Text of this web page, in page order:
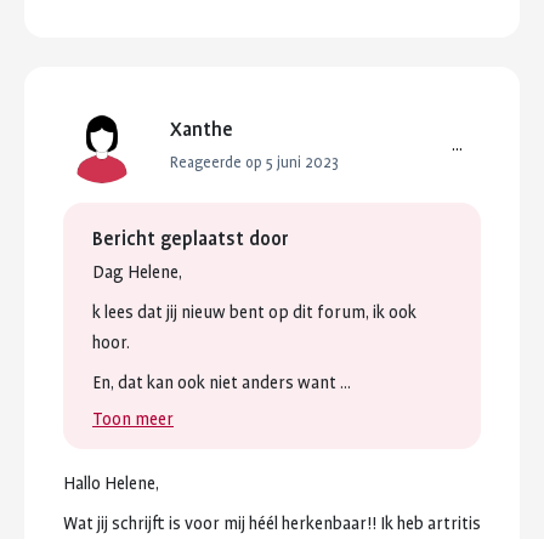
Xanthe
Reageerde op 5 juni 2023
...
Bericht geplaatst door
Dag Helene,
k lees dat jij nieuwbent op dit forum, ik ook
hoor.
En, dat kan ook niet anders want ...
Toon meer
Hallo Helene,
Wat jij schrijft is voor mij héél herkenbaar!! Ik heb artritis